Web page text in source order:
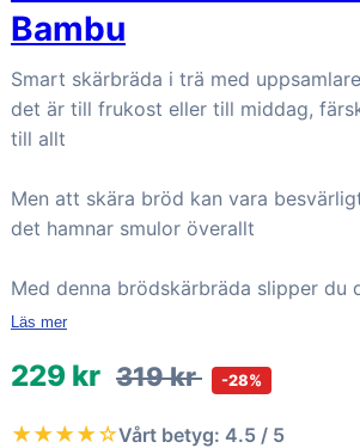
Bambu
Smart skärbräda i trä med
det är till frukost eller till middag,
till allt
Men att skära bröd kan vara
det hamnar smulor överallt
Med denna brödskärbräda slipper du
Läs mer
229 kr 319 kr -28%
★★★★☆Vårt betyg: 4.5 / 5